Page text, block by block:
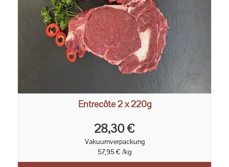
Entrecôte 2 x 220g
28,30 €
Vakuumverpackung
57,95 € /kg